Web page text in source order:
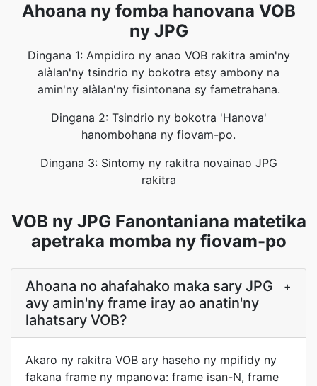
Ahoana ny fomba hanovana VOB
ny JPG
Dingana 1: Ampidiro ny anao VOB rakitra amin'ny
alàlan'ny tsindrio ny bokotra etsy ambony na
amin'ny alàlan'ny fisintonana sy fametrahana.
Dingana 2: Tsindrio ny bokotra 'Hanova'
hanombohana ny fiovam-po.
Dingana 3: Sintomy ny rakitra novainao JPG
rakitra
VOB ny JPG Fanontaniana matetika
apetraka momba ny fiovam-po
Ahoana no ahafahako maka sary JPG
avy amin'ny frame iray ao anatin'ny
lahatsary VOB?
+
Akaro ny rakitra VOB ary haseho ny mpifidy ny
fakana frame ny mpanova: frame isan-N, frame